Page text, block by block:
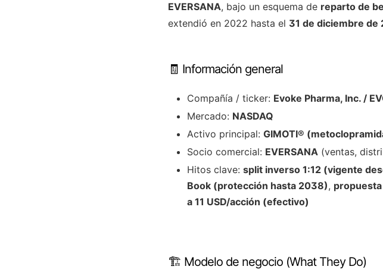
EVERSANA, bajo un esquema de reparto de
extendió en 2022 hasta el 31 de diciembre de
🧾 Información general
Compañía / ticker: Evoke Pharma, Inc. /
Mercado: NASDAQ
Activo principal: GIMOTI®
Socio comercial: EVERSANA (ventas,
Hitos clave: split inverso 1:12 (vigente
Book (protección hasta 2038),
a 11 USD/acción (efectivo)
🏗️ Modelo de negocio (What They Do)